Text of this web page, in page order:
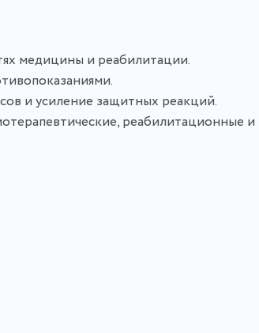
медицины и реабилитации.
и усиление защитных реакций.
реабилитационные и